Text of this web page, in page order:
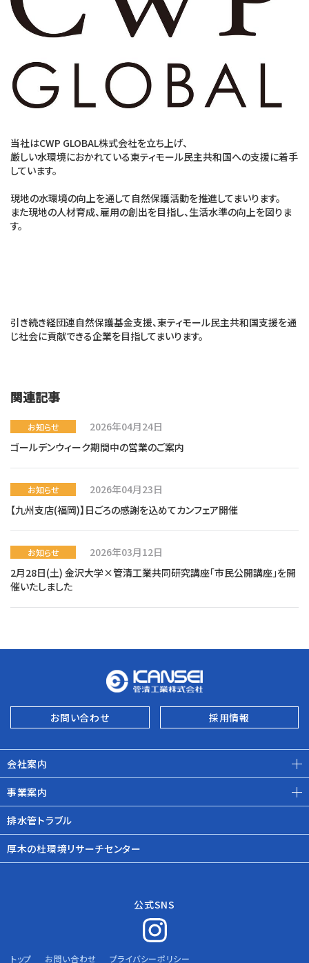
当社はCWP GLOBAL株式会社を立ち上げ、
厳しい水環境におかれている東ティモール民主共和国への支援に着手
しています。
現地の水環境の向上を通して自然保護活動を推進してまいります。
また現地の人材育成、雇用の創出を目指し、生活水準の向上を図りま
す。
引き続き経団連自然保護基金支援、東ティモール民主共和国支援を通
じ社会に貢献できる企業を目指してまいります。
関連記事
お知らせ
2026年04月24日
ゴールデンウィーク期間中の営業のご案内
お知らせ
2026年04月23日
【九州支店(福岡)】日ごろの感謝を込めてカンフェア開催
お知らせ
2026年03月12日
2月28日(土) 金沢大学×管清工業共同研究講座「市民公開講座」を開
催いたしました
お問い合わせ 採用情報
会社案内
事業案内
排水管トラブル
厚木の杜環境リサーチセンター
公式SNS
トップ お問い合わせ プライバシーポリシー